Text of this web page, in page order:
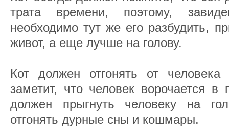
трата времени, поэтому,
необходимо тут же его разбудить,
живот, а еще лучше на голову.
Кот должен отгонять от
заметит, что человек ворочается в
должен прыгнуть человеку на
отгонять дурные сны и кошмары.